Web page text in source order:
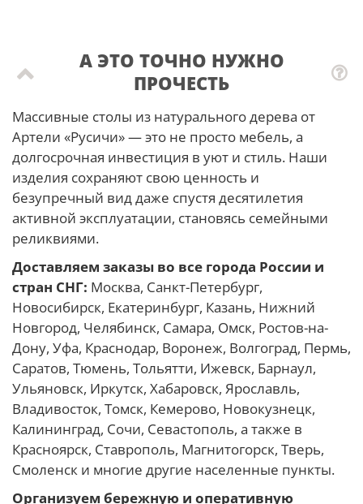
А ЭТО ТОЧНО НУЖНО
ПРОЧЕСТЬ
Массивные столы из натурального дерева от
Артели «Русичи» — это не просто мебель, а
долгосрочная инвестиция в уют и стиль. Наши
изделия сохраняют свою ценность и
безупречный вид даже спустя десятилетия
активной эксплуатации, становясь семейными
реликвиями.
Доставляем заказы во все города России и
стран СНГ: Москва, Санкт-Петербург,
Новосибирск, Екатеринбург, Казань, Нижний
Новгород, Челябинск, Самара, Омск, Ростов-на-
Дону, Уфа, Краснодар, Воронеж, Волгоград, Пермь,
Саратов, Тюмень, Тольятти, Ижевск, Барнаул,
Ульяновск, Иркутск, Хабаровск, Ярославль,
Владивосток, Томск, Кемерово, Новокузнецк,
Калининград, Сочи, Севастополь, а также в
Красноярск, Ставрополь, Магнитогорск, Тверь,
Смоленск и многие другие населенные пункты.
Организуем бережную и оперативную